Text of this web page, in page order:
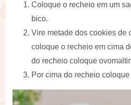
Coloque o recheio em um
bico.
Vire metade dos cookies de
coloque o recheio em cima
do recheio coloque
Por cima do recheio